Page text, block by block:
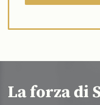
La forza di